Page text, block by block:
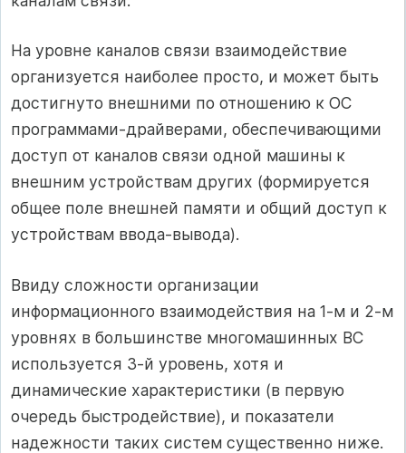
На уровне каналов связи взаимодействие
организуется наиболее просто, и может быть
достигнуто внешними по отношению к ОС
программами-драйверами, обеспечивающими
доступ от каналов связи одной машины к
внешним устройствам других (формируется
общее поле внешней памяти и общий доступ к
устройствам ввода-вывода).
Ввиду сложности организации
информационного взаимодействия на 1-м и 2-м
уровнях в большинстве многомашинных ВС
используется 3-й уровень, хотя и
динамические характеристики (в первую
очередь быстродействие), и показатели
надежности таких систем существенно ниже.